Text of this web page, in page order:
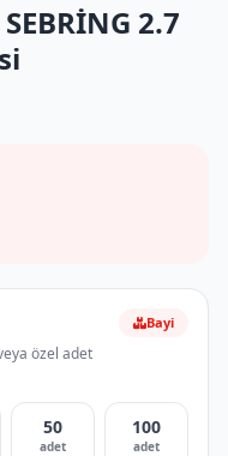
2.7
özel adet
Bayi
50
adet
100
adet